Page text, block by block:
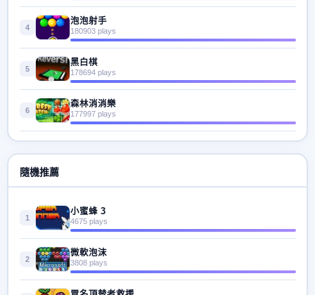
4
泡泡射手
180903 plays
5
黑白棋
178694 plays
6
森林消消樂
177997 plays
隨機推薦
1
小蜜蜂 3
4675 plays
2
微軟泡沫
3808 plays